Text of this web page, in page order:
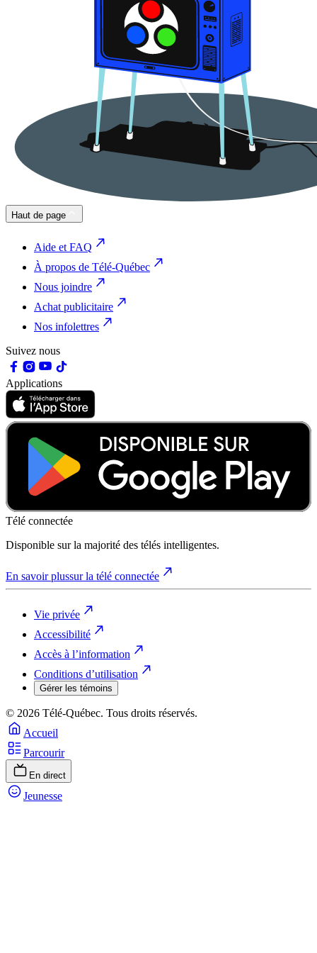
Haut de page
Aide et FAQ
À propos de Télé-Québec
Nous joindre
Achat publicitaire
Nos infolettres
Suivez nous
Applications
Télé connectée
Disponible sur la majorité des télés intelligentes.
En savoir plussur la télé connectée
Vie privée
Accessibilité
Accès à l’information
Conditions d’utilisation
Gérer les témoins
© 2026 Télé-Québec. Tous droits réservés.
Accueil
Parcourir
En direct
Jeunesse